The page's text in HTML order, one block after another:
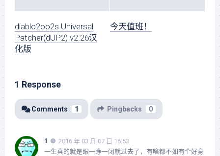
diablo2oo2s Universal
Patcher(dUP2) v2.26汉
化版
今天值班！
1 Response
Comments 1 Pingbacks 0
1
2016 年 03 月 07 日 16:53
一生真的就是眼一睁一闭就过去了，有啥都不如有个好身